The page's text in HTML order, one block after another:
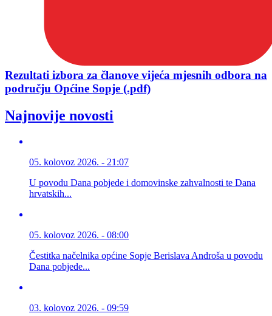
Rezultati izbora za članove vijeća mjesnih odbora na
području Općine Sopje (.pdf)
Najnovije novosti
05. kolovoz 2026. - 21:07
U povodu Dana pobjede i domovinske zahvalnosti te Dana
hrvatskih...
05. kolovoz 2026. - 08:00
Čestitka načelnika općine Sopje Berislava Androša u povodu
Dana pobjede...
03. kolovoz 2026. - 09:59